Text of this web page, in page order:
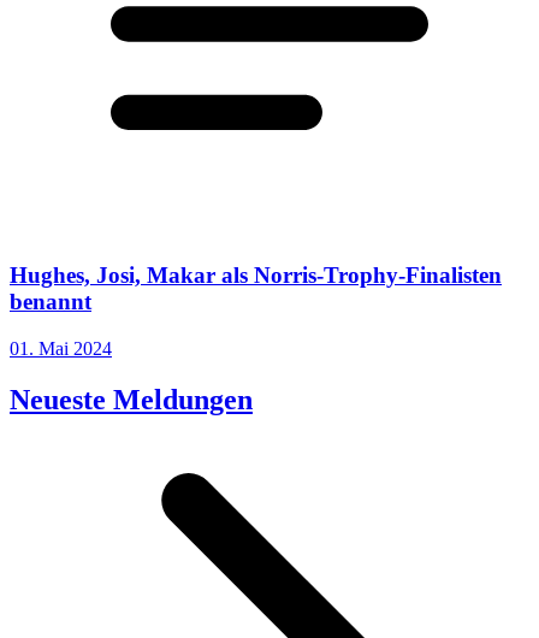
Hughes, Josi, Makar als Norris-Trophy-Finalisten
benannt
01. Mai 2024
Neueste Meldungen